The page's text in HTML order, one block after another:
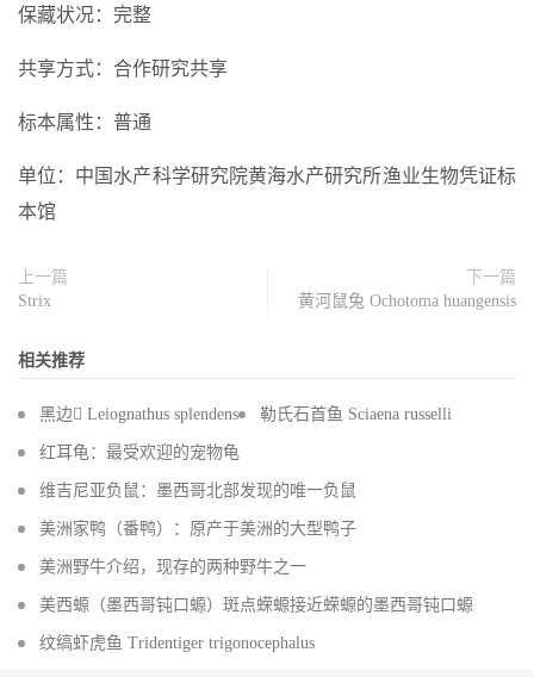
保藏状况：完整
共享方式：合作研究共享
标本属性：普通
单位：中国水产科学研究院黄海水产研究所渔业生物凭证标
本馆
上一篇
Strix
下一篇
黄河鼠兔 Ochotoma huangensis
相关推荐
黑边 Leiognathus splendens 勒氏石首鱼 Sciaena russelli
红耳龟：最受欢迎的宠物龟
维吉尼亚负鼠：墨西哥北部发现的唯一负鼠
美洲家鸭（番鸭）：原产于美洲的大型鸭子
美洲野牛介绍，现存的两种野牛之一
美西螈（墨西哥钝口螈）斑点蝾螈接近蝾螈的墨西哥钝口螈
纹缟虾虎鱼 Tridentiger trigonocephalus